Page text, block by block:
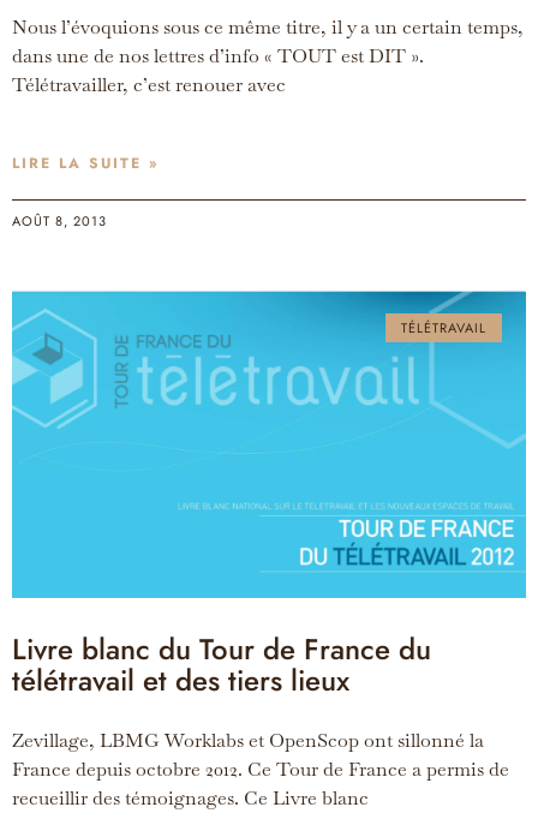
Nous l’évoquions sous ce même titre, il y a un certain temps,
dans une de nos lettres d’info « TOUT est DIT ».
Télétravailler, c’est renouer avec
LIRE LA SUITE »
AOÛT 8, 2013
TÉLÉTRAVAIL
Livre blanc du Tour de France du
télétravail et des tiers lieux
Zevillage, LBMG Worklabs et OpenScop ont sillonné la
France depuis octobre 2012. Ce Tour de France a permis de
recueillir des témoignages. Ce Livre blanc